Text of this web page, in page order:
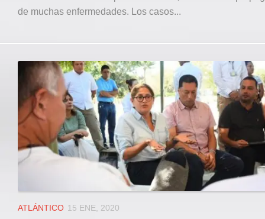
de muchas enfermedades. Los casos...
ATLÁNTICO 15 ENE, 2020